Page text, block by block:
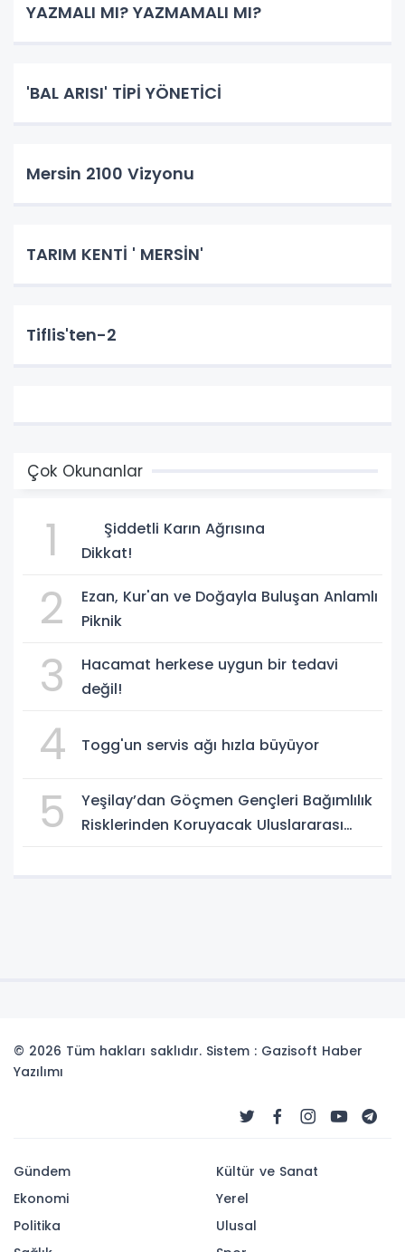
YAZMALI MI? YAZMAMALI MI?
'BAL ARISI' TİPİ YÖNETİCİ
Mersin 2100 Vizyonu
TARIM KENTİ ' MERSİN'
Tiflis'ten-2
Çok Okunanlar
1
Şiddetli Karın Ağrısına
Dikkat!
2
Ezan, Kur'an ve Doğayla Buluşan Anlamlı
Piknik
3
Hacamat herkese uygun bir tedavi
değil!
4 Togg'un servis ağı hızla büyüyor
5
Yeşilay’dan Göçmen Gençleri Bağımlılık
Risklerinden Koruyacak Uluslararası
© 2026 Tüm hakları saklıdır. Sistem : Gazisoft Haber
Yazılımı
Gündem
Ekonomi
Politika
Kültür ve Sanat
Yerel
Ulusal